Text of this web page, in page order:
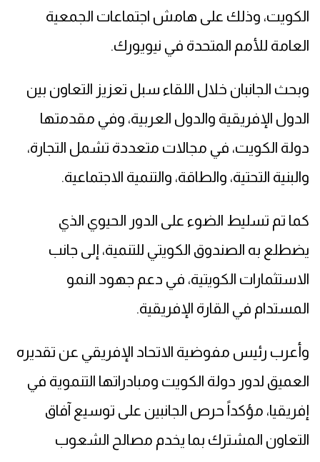
الكويت، وذلك على هامش اجتماعات الجمعية
العامة للأمم المتحدة في نيويورك.
وبحث الجانبان خلال اللقاء سبل تعزيز التعاون بين
الدول الإفريقية والدول العربية، وفي مقدمتها
دولة الكويت، في مجالات متعددة تشمل التجارة،
والبنية التحتية، والطاقة، والتنمية الاجتماعية.
كما تم تسليط الضوء على الدور الحيوي الذي
يضطلع به الصندوق الكويتي للتنمية، إلى جانب
الاستثمارات الكويتية، في دعم جهود النمو
المستدام في القارة الإفريقية.
وأعرب رئيس مفوضية الاتحاد الإفريقي عن تقديره
العميق لدور دولة الكويت ومبادراتها التنموية في
إفريقيا، مؤكداً حرص الجانبين على توسيع آفاق
التعاون المشترك بما يخدم مصالح الشعوب